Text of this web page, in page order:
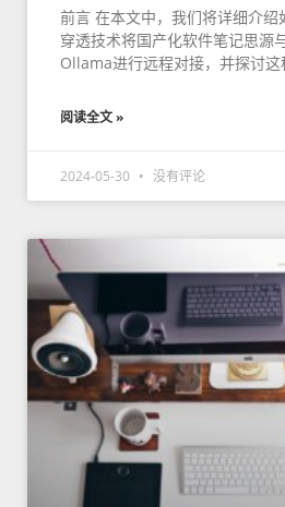
前言 在本文中，我们将详细介
穿透技术将国产化软件笔记思源
Ollama进行远程对接，并探讨这
阅读全文 »
2024-05-30 没有评论